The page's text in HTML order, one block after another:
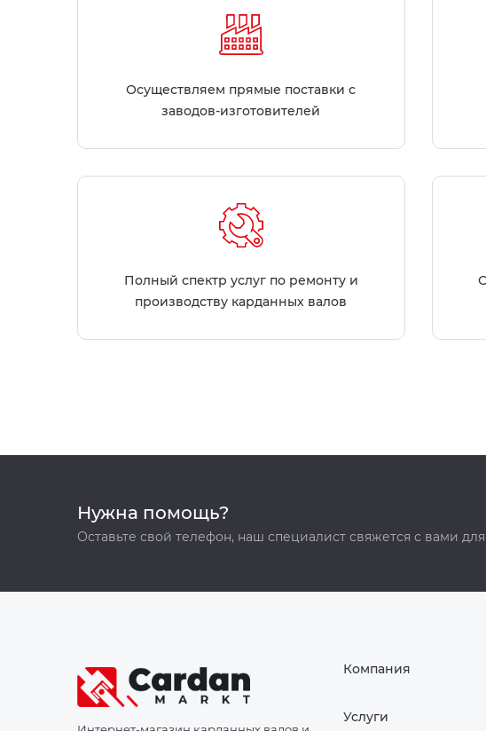
Осуществляем прямые поставки с
заводов-изготовителей
Полный спектр услуг по ремонту и
производству карданных валов
Нужна помощь?
Оставьте свой телефон, наш специалист свяжется с вами
Компания
Услуги